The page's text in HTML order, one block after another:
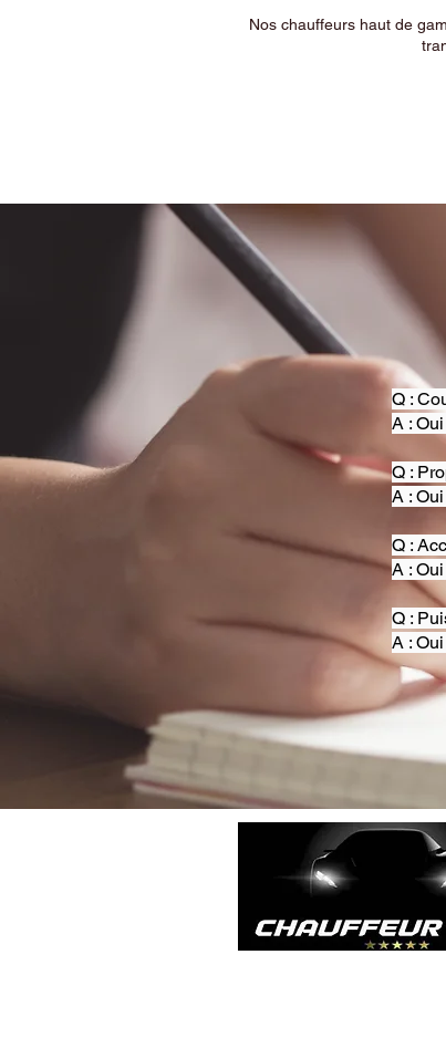
Nos chauffeurs haut de
Q :
A :
Q :
A :
Q :
A :
Q :
A :